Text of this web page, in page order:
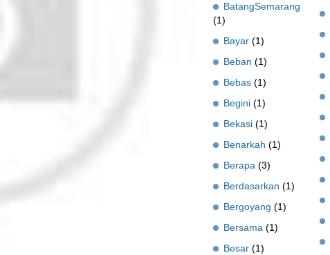
BatangSemarang
(1)
Bayar (1)
Beban (1)
Bebas (1)
Begini (1)
Bekasi (1)
Benarkah (1)
Berapa (3)
Berdasarkan (1)
Bergoyang (1)
Bersama (1)
Besar (1)